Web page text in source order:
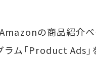
の商品紹介
ム「Product Ads」